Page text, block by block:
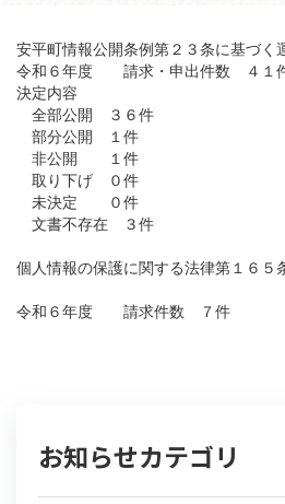
安平町情報公開条例第２３条に基づく
令和６年度 請求・申出件数 ４１
決定内容
全部公開 ３６件
部分公開 １件
非公開 １件
取り下げ ０件
未決定 ０件
文書不存在 ３件
個人情報の保護に関する法律第１６５
令和６年度 請求件数 ７件
お知らせカテゴリ